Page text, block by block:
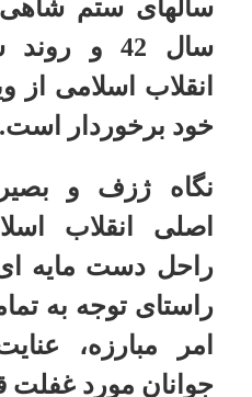
کاربر میهمان
راستای
امر
جوانان
تأمل و
اسلامی،
که
روان
قرار داده
سوی
رهنمون
و تداوم
سهمگین